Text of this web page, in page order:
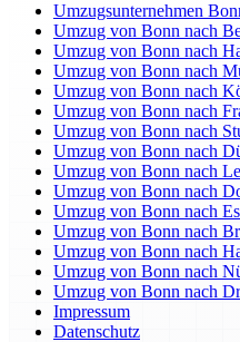
Umzugsunternehmen
Umzug von Bonn nach
Umzug von Bonn nach
Umzug von Bonn nach
Umzug von Bonn nach
Umzug von Bonn nach
Umzug von Bonn nach
Umzug von Bonn nach
Umzug von Bonn nach
Umzug von Bonn nach
Umzug von Bonn nach
Umzug von Bonn nach
Umzug von Bonn nach
Umzug von Bonn nach
Umzug von Bonn nach
Impressum
Datenschutz